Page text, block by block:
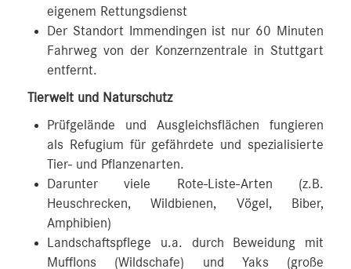
eigenem Rettungsdienst
Der Standort Immendingen ist nur 60 Minuten
Fahrweg von der Konzernzentrale in Stuttgart
entfernt.
Tierwelt und Naturschutz
Prüfgelände und Ausgleichsflächen fungieren
als Refugium für gefährdete und spezialisierte
Tier- und Pflanzenarten.
Darunter viele Rote-Liste-Arten (z.B.
Heuschrecken, Wildbienen, Vögel, Biber,
Amphibien)
Landschaftspflege u.a. durch Beweidung mit
Mufflons (Wildschafe) und Yaks (große